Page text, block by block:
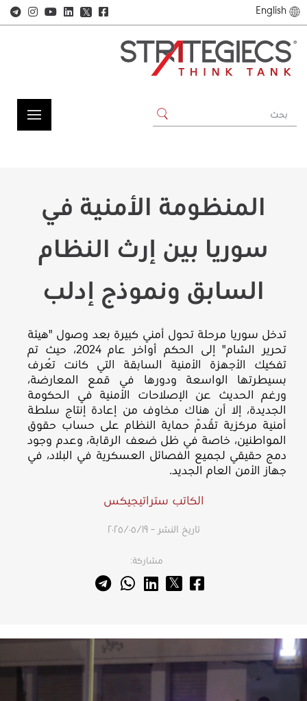
English
𝕏
المنظومة الأمنية في
سوريا بين إرث النظام
السابق ونموذج إدلب
تدخل سوريا مرحلة تحول أمني كبيرة بعد وصول "هيئة
تحرير الشام" إلى الحكم أواخر عام 2024، حيث تم
تفكيك الأجهزة الأمنية السابقة التي كانت تُعرف
بسيطرتها الواسعة ودورها في قمع المعارضة،
ورغم الحديث عن الإصلاحات الأمنية في الحكومة
الجديدة، إلا أن هناك مخاوف من إعادة إنتاج سلطة
أمنية مركزية تُقدّم حماية النظام على حساب حقوق
المواطنين، خاصة في ظل ضعف الرقابة، وعدم وجود
دمج حقيقي لجميع الفصائل العسكرية في البلاد، في
جهاز الأمن العام الجديد.
الكاتب ستراتيجيكس
تاريخ النشر – ١٩‏/٠٥‏/٢٠٢٥
مشاركة: